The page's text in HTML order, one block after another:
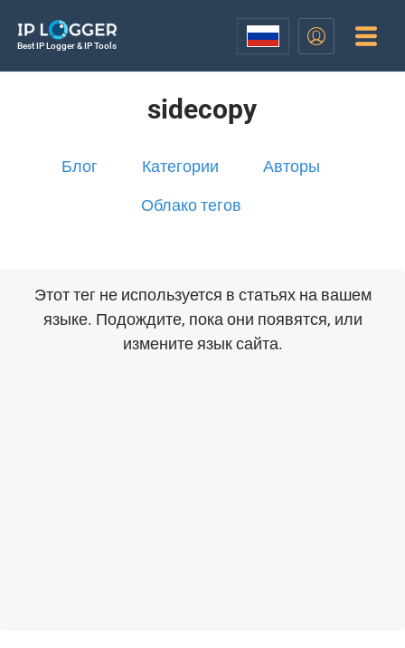
Best IP Logger & IP Tools
sidecopy
Блог Категории Авторы
Облако тегов